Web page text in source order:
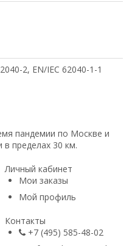
2, EN/IEC 62040-1-1
пандемии по Москве и
пределах 30 км.
Личный кабинет
Мои заказы
Мой профиль
Контакты
+7 (495) 585-48-02